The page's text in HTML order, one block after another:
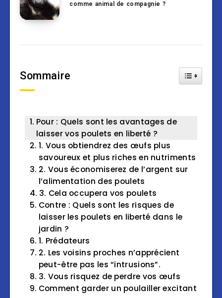
comme animal de compagnie ?
Sommaire Toggle
Pour : Quels sont les avantages de
laisser vos poulets en liberté ?
1. Vous obtiendrez des œufs plus
savoureux et plus riches en nutriments
2. Vous économiserez de l’argent sur
l’alimentation des poulets
3. Cela occupera vos poulets
Contre : Quels sont les risques de
laisser les poulets en liberté dans le
jardin ?
1. Prédateurs
2. Les voisins proches n’apprécient
peut-être pas les “intrusions”.
3. Vous risquez de perdre vos œufs
Comment garder un poulailler excitant